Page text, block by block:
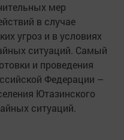
мер
в случае
угроз и в условиях
ситуаций. Самый
и проведения
Федерации –
Ютазинского
ситуаций.